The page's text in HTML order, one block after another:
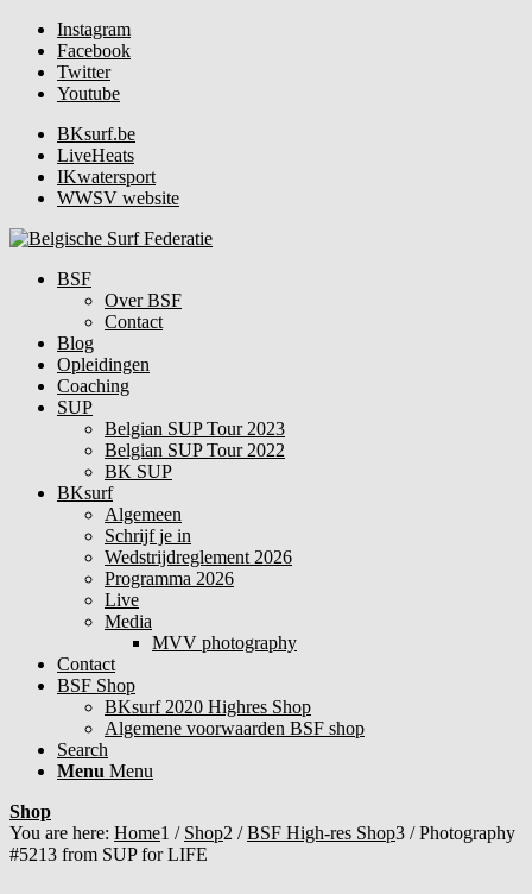
Instagram
Facebook
Twitter
Youtube
BKsurf.be
LiveHeats
IKwatersport
WWSV website
BSF
Over BSF
Contact
Blog
Opleidingen
Coaching
SUP
Belgian SUP Tour 2023
Belgian SUP Tour 2022
BK SUP
BKsurf
Algemeen
Schrijf je in
Wedstrijdreglement 2026
Programma 2026
Live
Media
MVV photography
Contact
BSF Shop
BKsurf 2020 Highres Shop
Algemene voorwaarden BSF shop
Search
Menu Menu
Shop
You are here: Home1 / Shop2 / BSF High-res Shop3 / Photography
#5213 from SUP for LIFE